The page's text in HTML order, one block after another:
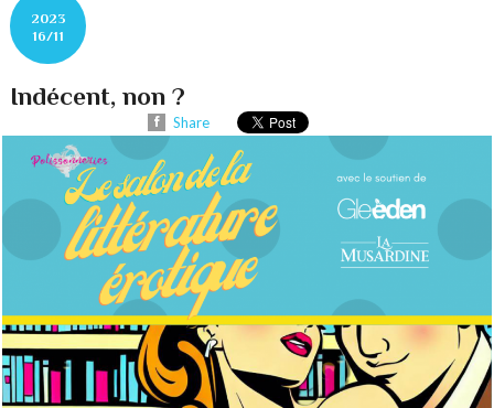
2023
16/11
Indécent, non ?
Share